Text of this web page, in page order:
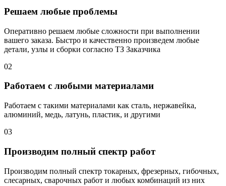
Решаем любые проблемы
Оперативно решаем любые сложности при выполнении
вашего заказа. Быстро и качественно произведем любые
детали, узлы и сборки согласно ТЗ Заказчика
02
Работаем с любыми материалами
Работаем с такими материалами как сталь, нержавейка,
алюминий, медь, латунь, пластик, и другими
03
Производим полный спектр работ
Производим полный спектр токарных, фрезерных, гибочных,
слесарных, сварочных работ и любых комбинаций из них